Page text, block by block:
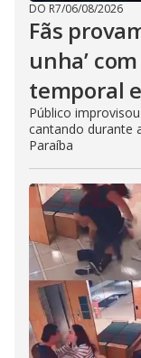
DO R7/06/08/2026
Fãs
unha’
temporal
Público
cantando durante
Paraíba